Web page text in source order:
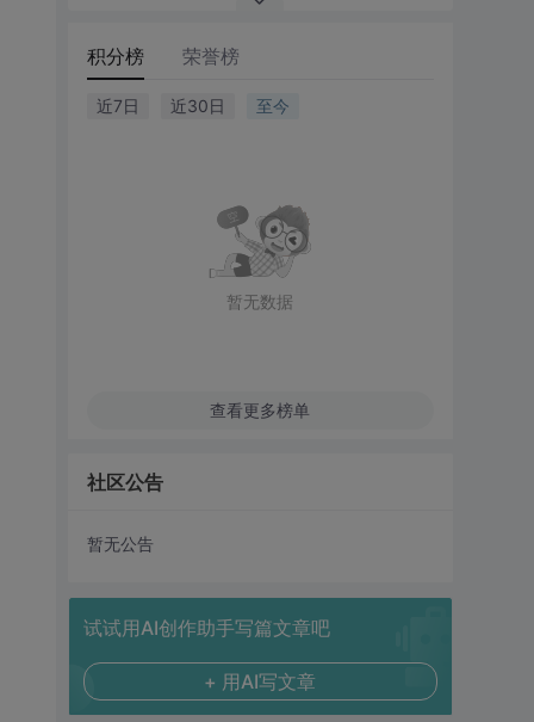
积分榜 荣誉榜
近7日 近30日 至今
暂无数据
查看更多榜单
社区公告
暂无公告
试试用AI创作助手写篇文章吧
+ 用AI写文章